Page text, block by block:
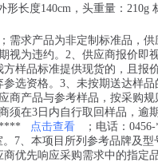
长度140cm，头重量：210g
需求产品为非定制标准品，供
视为违约。2、供应商报价即
样品标准提供现货的，且报
选资格。3、未按期送达样品
商产品与参考样品，按采购规
须在3日内自行取回样品，逾
****
点击查看
；电话：
7、本项目所列参考品牌及型
优先响应采购需求中的指定